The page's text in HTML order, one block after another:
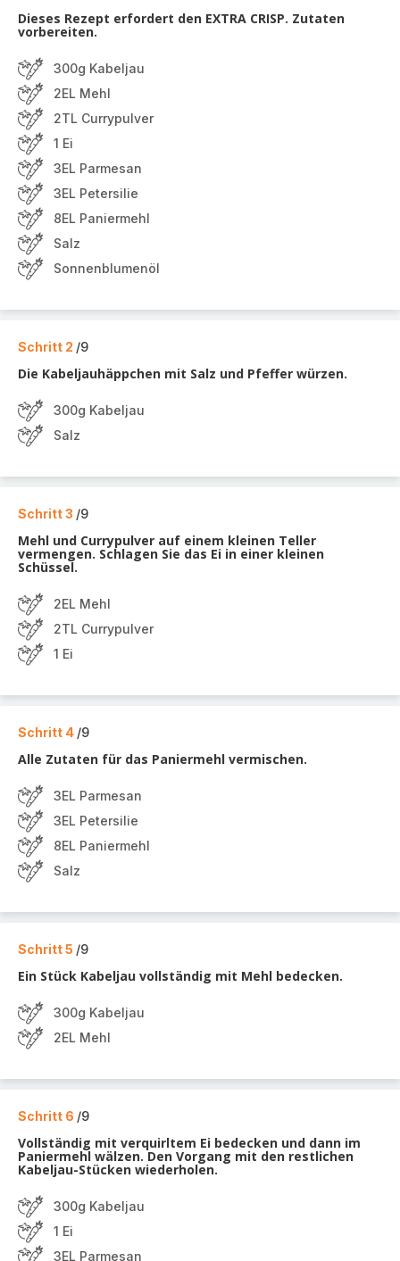
Dieses Rezept erfordert den EXTRA CRISP. Zutaten
vorbereiten.
300g Kabeljau
2EL Mehl
2TL Currypulver
1 Ei
3EL Parmesan
3EL Petersilie
8EL Paniermehl
Salz
Sonnenblumenöl
Schritt 2 /9
Die Kabeljauhäppchen mit Salz und Pfeffer würzen.
300g Kabeljau
Salz
Schritt 3 /9
Mehl und Currypulver auf einem kleinen Teller
vermengen. Schlagen Sie das Ei in einer kleinen
Schüssel.
2EL Mehl
2TL Currypulver
1 Ei
Schritt 4 /9
Alle Zutaten für das Paniermehl vermischen.
3EL Parmesan
3EL Petersilie
8EL Paniermehl
Salz
Schritt 5 /9
Ein Stück Kabeljau vollständig mit Mehl bedecken.
300g Kabeljau
2EL Mehl
Schritt 6 /9
Vollständig mit verquirltem Ei bedecken und dann im
Paniermehl wälzen. Den Vorgang mit den restlichen
Kabeljau-Stücken wiederholen.
300g Kabeljau
1 Ei
3EL Parmesan